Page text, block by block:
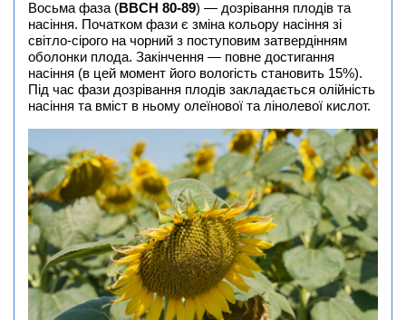
Восьма фаза (BBCH 80-89) — дозрівання плодів та
насіння. Початком фази є зміна кольору насіння зі
світло-сірого на чорний з поступовим затвердінням
оболонки плода. Закінчення — повне достигання
насіння (в цей момент його вологість становить 15%).
Під час фази дозрівання плодів закладається олійність
насіння та вміст в ньому олеїнової та лінолевої кислот.